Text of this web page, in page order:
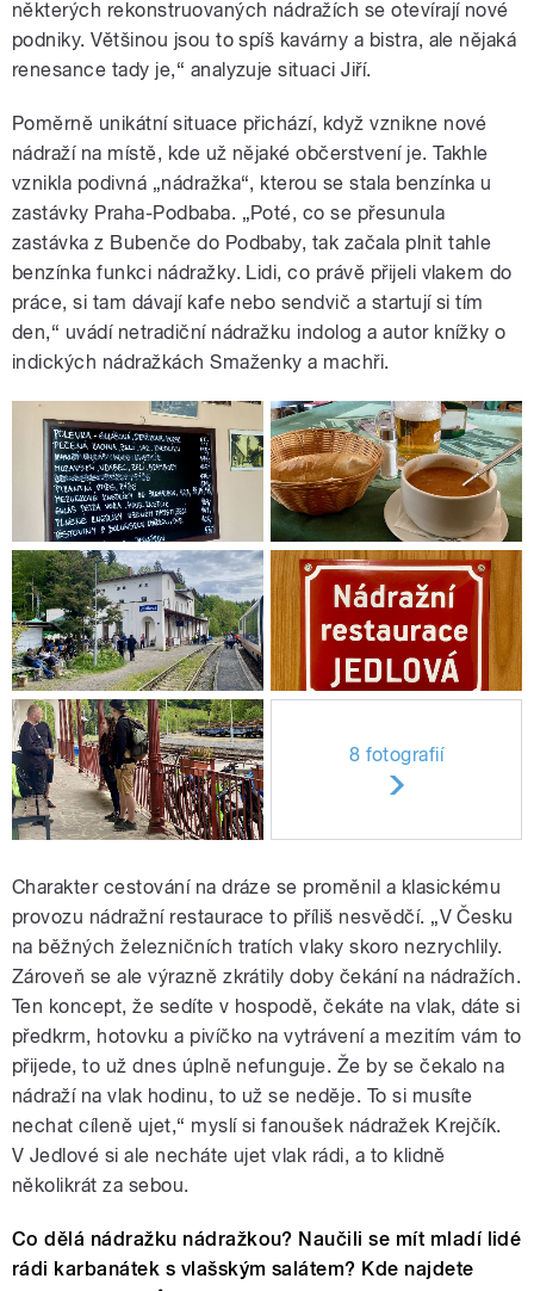
některých rekonstruovaných nádražích se otevírají nové
podniky. Většinou jsou to spíš kavárny a bistra, ale nějaká
renesance tady je,“ analyzuje situaci Jiří.
Poměrně unikátní situace přichází, když vznikne nové
nádraží na místě, kde už nějaké občerstvení je. Takhle
vznikla podivná „nádražka“, kterou se stala benzínka u
zastávky Praha-Podbaba. „Poté, co se přesunula
zastávka z Bubenče do Podbaby, tak začala plnit tahle
benzínka funkci nádražky. Lidi, co právě přijeli vlakem do
práce, si tam dávají kafe nebo sendvič a startují si tím
den,“ uvádí netradiční nádražku indolog a autor knížky o
indických nádražkách Smaženky a machři.
8 fotografií
Charakter cestování na dráze se proměnil a klasickému
provozu nádražní restaurace to příliš nesvědčí. „V Česku
na běžných železničních tratích vlaky skoro nezrychlily.
Zároveň se ale výrazně zkrátily doby čekání na nádražích.
Ten koncept, že sedíte v hospodě, čekáte na vlak, dáte si
předkrm, hotovku a pivíčko na vytrávení a mezitím vám to
přijede, to už dnes úplně nefunguje. Že by se čekalo na
nádraží na vlak hodinu, to už se neděje. To si musíte
nechat cíleně ujet,“ myslí si fanoušek nádražek Krejčík.
V Jedlové si ale necháte ujet vlak rádi, a to klidně
několikrát za sebou.
Co dělá nádražku nádražkou? Naučili se mít mladí lidé
rádi karbanátek s vlašským salátem? Kde najdete